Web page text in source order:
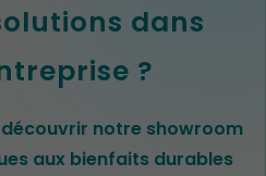
dans
?
notre showroom
aux bienfaits durables